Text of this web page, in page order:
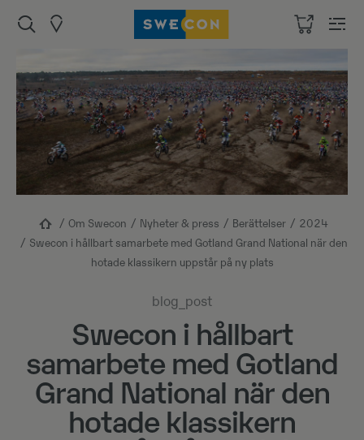
Om Swecon Nyheter & press Berättelser
2024
Swecon i hållbart samarbete med Gotland Grand National när den
hotade klassikern uppstår på ny plats
blog_post
Swecon i hållbart
samarbete med Gotland
Grand National när den
hotade klassikern